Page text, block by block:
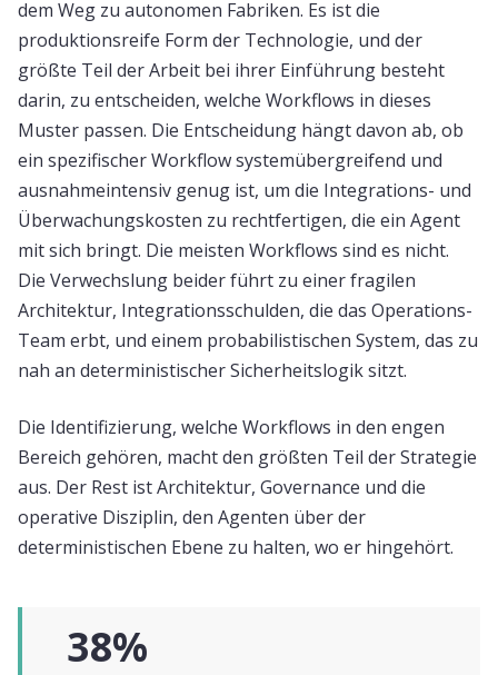
dem Weg zu autonomen Fabriken. Es ist die
produktionsreife Form der Technologie, und der
größte Teil der Arbeit bei ihrer Einführung besteht
darin, zu entscheiden, welche Workflows in dieses
Muster passen. Die Entscheidung hängt davon ab, ob
ein spezifischer Workflow systemübergreifend und
ausnahmeintensiv genug ist, um die Integrations- und
Überwachungskosten zu rechtfertigen, die ein Agent
mit sich bringt. Die meisten Workflows sind es nicht.
Die Verwechslung beider führt zu einer fragilen
Architektur, Integrationsschulden, die das Operations-
Team erbt, und einem probabilistischen System, das zu
nah an deterministischer Sicherheitslogik sitzt.
Die Identifizierung, welche Workflows in den engen
Bereich gehören, macht den größten Teil der Strategie
aus. Der Rest ist Architektur, Governance und die
operative Disziplin, den Agenten über der
deterministischen Ebene zu halten, wo er hingehört.
38%